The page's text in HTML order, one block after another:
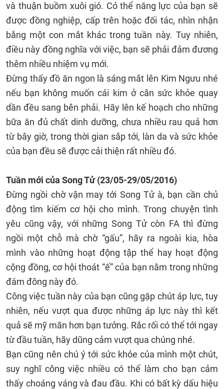
và thuận buồm xuôi gió. Có thể năng lực của bạn sẽ
được đồng nghiệp, cấp trên hoặc đối tác, nhìn nhận
bằng một con mắt khác trong tuần này. Tuy nhiên,
điều này đồng nghĩa với việc, bạn sẽ phải đảm đương
thêm nhiều nhiệm vụ mới.
Đừng thấy đồ ăn ngon là sáng mắt lên Kim Ngưu nhé
nếu bạn không muốn cái kim ở cân sức khỏe quay
dần đều sang bên phải. Hãy lên kế hoạch cho những
bữa ăn đủ chất dinh dưỡng, chưa nhiều rau quả hơn
từ bây giờ, trong thời gian sắp tới, làn da và sức khỏe
của bạn đều sẽ được cải thiện rất nhiều đó.
Tuần mới của Song Tử(23/05-29/05/2016)
Đừng ngồi chờ vận may tới Song Tử à, bạn cần chủ
động tìm kiếm cơ hội cho mình. Trong chuyện tình
yêu cũng vậy, với những Song Tử còn FA thì đừng
ngồi một chỗ mà chờ “gấu”, hãy ra ngoài kia, hòa
mình vào những hoạt động tập thể hay hoạt động
cộng đồng, cơ hội thoát “ế” của bạn nằm trong những
đám đông này đó.
Công việc tuần này của bạn cũng gặp chút áp lực, tuy
nhiên, nếu vượt qua được những áp lực này thì kết
quả sẽ mỹ mãn hơn bạn tưởng. Rắc rối có thể tới ngay
từ đầu tuần, hãy dũng cảm vượt qua chúng nhé.
Bạn cũng nên chú ý tới sức khỏe của mình một chút,
suy nghĩ công việc nhiều có thể làm cho bạn cảm
thấy choáng váng và đau đầu. Khi có bất kỳ dấu hiệu